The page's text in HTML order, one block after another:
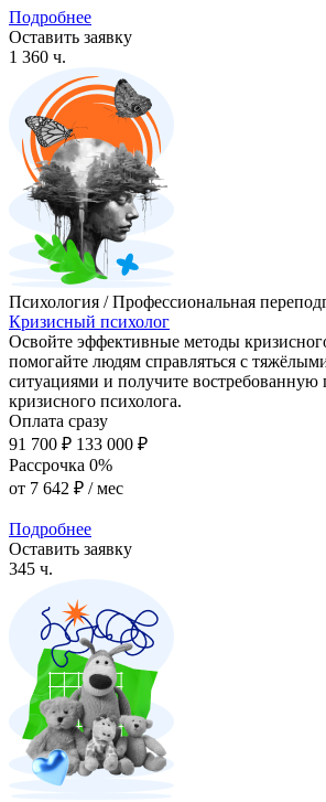
Подробнее
Оставить заявку
1 360 ч.
Психология / Профессиональная
Кризисный психолог
Освойте эффективные методы
помогайте людям справляться с
ситуациями и получите
кризисного психолога.
Оплата сразу
91 700 ₽ 133 000 ₽
Рассрочка 0%
от 7 642 ₽ / мес
Подробнее
Оставить заявку
345 ч.